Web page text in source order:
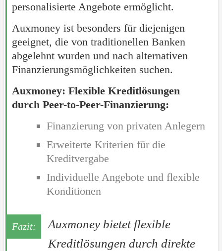
personalisierte Angebote ermöglicht.
Auxmoney ist besonders für diejenigen
geeignet, die von traditionellen Banken
abgelehnt wurden und nach alternativen
Finanzierungsmöglichkeiten suchen.
Auxmoney: Flexible Kreditlösungen
durch Peer-to-Peer-Finanzierung:
Finanzierung von privaten Anlegern
Erweiterte Kriterien für die
Kreditvergabe
Individuelle Angebote und flexible
Konditionen
Auxmoney bietet flexible
Kreditlösungen durch direkte